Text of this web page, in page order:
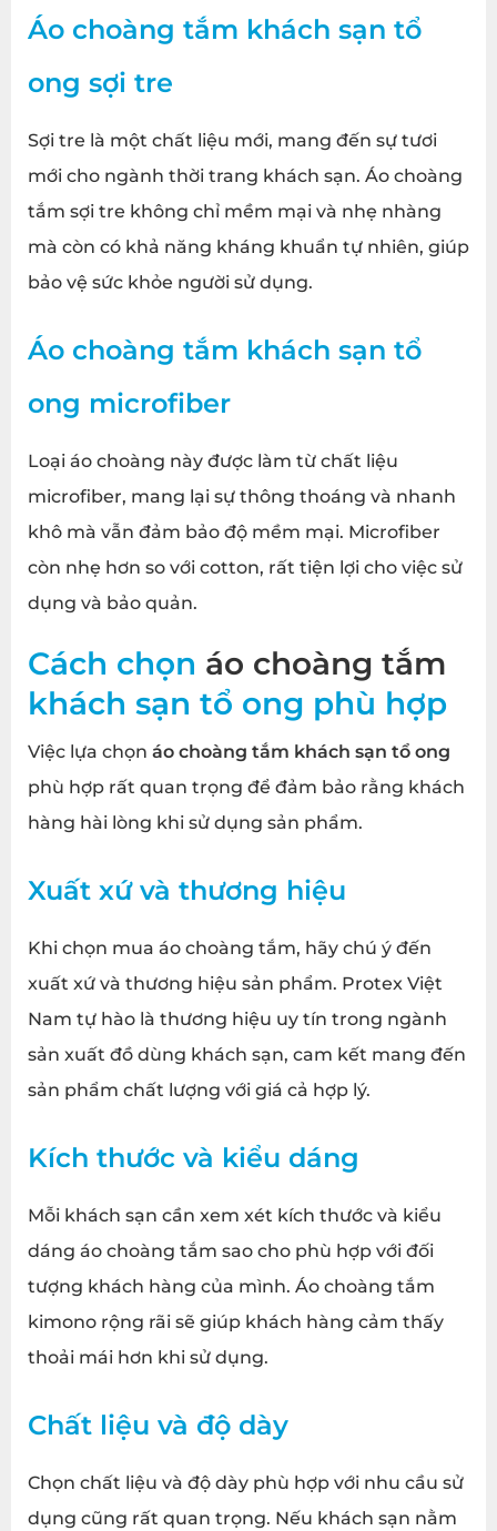
Áo choàng tắm khách sạn tổ
ong sợi tre
Sợi tre là một chất liệu mới, mang đến sự tươi
mới cho ngành thời trang khách sạn. Áo choàng
tắm sợi tre không chỉ mềm mại và nhẹ nhàng
mà còn có khả năng kháng khuẩn tự nhiên, giúp
bảo vệ sức khỏe người sử dụng.
Áo choàng tắm khách sạn tổ
ong microfiber
Loại áo choàng này được làm từ chất liệu
microfiber, mang lại sự thông thoáng và nhanh
khô mà vẫn đảm bảo độ mềm mại. Microfiber
còn nhẹ hơn so với cotton, rất tiện lợi cho việc sử
dụng và bảo quản.
Cách chọn áo choàng tắm
khách sạn tổ ong phù hợp
Việc lựa chọn áo choàng tắm khách sạn tổ ong
phù hợp rất quan trọng để đảm bảo rằng khách
hàng hài lòng khi sử dụng sản phẩm.
Xuất xứ và thương hiệu
Khi chọn mua áo choàng tắm, hãy chú ý đến
xuất xứ và thương hiệu sản phẩm. Protex Việt
Nam tự hào là thương hiệu uy tín trong ngành
sản xuất đồ dùng khách sạn, cam kết mang đến
sản phẩm chất lượng với giá cả hợp lý.
Kích thước và kiểu dáng
Mỗi khách sạn cần xem xét kích thước và kiểu
dáng áo choàng tắm sao cho phù hợp với đối
tượng khách hàng của mình. Áo choàng tắm
kimono rộng rãi sẽ giúp khách hàng cảm thấy
thoải mái hơn khi sử dụng.
Chất liệu và độ dày
Chọn chất liệu và độ dày phù hợp với nhu cầu sử
dụng cũng rất quan trọng. Nếu khách sạn nằm